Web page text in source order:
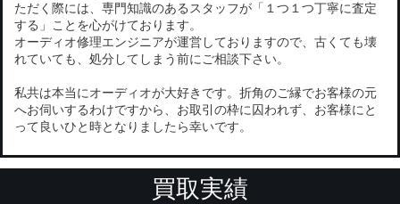
ただく際には、専門知識のあるスタッフが「１つ１つ丁寧に査定
する」ことを心がけております。
オーディオ修理エンジニアが運営しておりますので、古くても壊
れていても、処分してしまう前にご相談下さい。
私共は本当にオーディオが大好きです。折角のご縁でお客様の元
へお伺いするわけですから、お取引の枠に囚われず、お客様にと
って良いひと時となりましたら幸いです。
買取実績